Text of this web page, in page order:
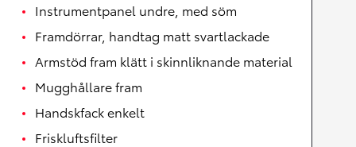
Instrumentpanel undre, med söm
Framdörrar, handtag matt svartlackade
Armstöd fram klätt i skinnliknande material
Mugghållare fram
Handskfack enkelt
Friskluftsfilter